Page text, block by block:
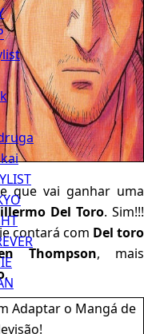
que vai ganhar uma
Del Toro. Sim!!!
contará com Del toro
Thompson, mais
.